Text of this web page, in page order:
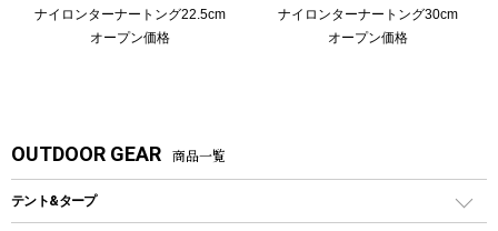
ナイロンターナートング22.5cm
オープン価格
ナイロンターナートング30cm
オープン価格
OUTDOOR GEAR 商品一覧
テント&タープ